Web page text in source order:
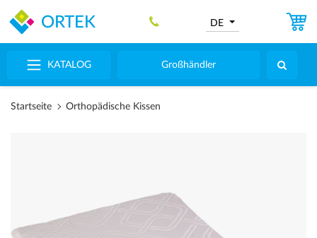
ORTEK
KATALOG Großhändler
DE
Startseite Orthopädische Kissen